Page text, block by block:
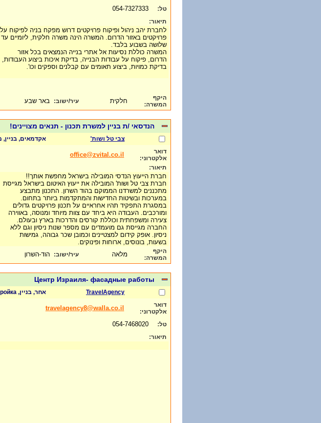
טל:
תיאור:
לחברת יהב ניהול ופיקוח פרויקטים דרוש מפקח בניה לפיקוח על
פרויקטים באזור הדרום. המשרה הינה משרה חלקית, ליומיים עד
שלושה בשבוע בלבד.
המשרה כוללת נסיעות אל אתרי בנייה הנמצאים בכל אזור
הדרום, פיקוח על עבודות הבנייה, בדיקת איכות ביצוע העבודות,
בדיקת כמויות, ביצוע תאומים עם קבלנים וספקים וכו'.
היקף
המשרה:
חלקית עיר/ישוב: באר שבע
הנדסאי /ת בניין למשרת תכנון - תנאים מצויינים!
צבי טל ושות' אקדמאים, בניין,
דואר
אלקטרוני:
office@zvital.co.il
תיאור:
חברת הייעוץ הנדסי המובילה בישראל מחפשת אותך!!
חברת צבי טל ושות' המובילה את ייעוץ האיטום בישראל מגייסת
מתכננים למשרדנו הממוקם בהוד השרון. התכנון מתבצע
במערכות ובשיטות החדישות והמתקדמות ביותר בתחום.
במסגרת התפקיד תהיו אחראיים על תכנון פרויקטים גדולים
ומורכבים. העבודה היא ביחד עם צוות מיוחד ומנוסה, באווירה
צעירה ומשפחתית וכוללת קורסים והדרכות בארץ ובעולם.
החברה מגייסת גם מועמדים עם מספר שנות ניסיון וגם ללא
ניסיון. אופק קידום למצטיינים וכמובן שכר גבוהה, גמישות
בשעות, בונוסים, ארוחות ופינוקים.
היקף
המשרה:
מלאה עיר/ישוב: הוד-השרון
Центр Израиля- фасадные работы
TravelAgency אחר, בניין, стройка
דואר
אלקטרוני:
travelagency8@walla.co.il
טל:
תיאור: